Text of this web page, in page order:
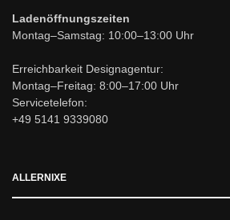
Ladenöffnungszeiten
Montag–Samstag: 10:00–13:00 Uhr
Erreichbarkeit Designagentur:
Montag–Freitag: 8:00–17:00 Uhr
Servicetelefon:
+49 5141 9339080
ALLERNIXE